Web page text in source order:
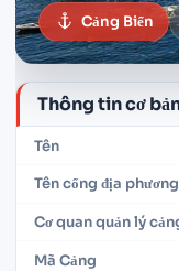
Cảng Biển
Thông tin cơ
Tên
Tên cổng địa phương
Cơ quan quản lý
Mã Cảng